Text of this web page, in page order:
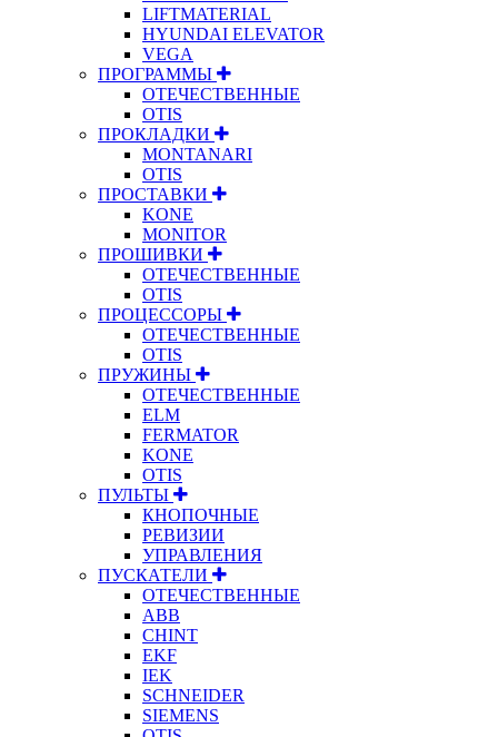
LIFTMATERIAL
HYUNDAI ELEVATOR
VEGA
ПРОГРАММЫ
ОТЕЧЕСТВЕННЫЕ
OTIS
ПРОКЛАДКИ
MONTANARI
OTIS
ПРОСТАВКИ
KONE
MONITOR
ПРОШИВКИ
ОТЕЧЕСТВЕННЫЕ
OTIS
ПРОЦЕССОРЫ
ОТЕЧЕСТВЕННЫЕ
OTIS
ПРУЖИНЫ
ОТЕЧЕСТВЕННЫЕ
ELM
FERMATOR
KONE
OTIS
ПУЛЬТЫ
КНОПОЧНЫЕ
РЕВИЗИИ
УПРАВЛЕНИЯ
ПУСКАТЕЛИ
ОТЕЧЕСТВЕННЫЕ
ABB
CHINT
EKF
IEK
SCHNEIDER
SIEMENS